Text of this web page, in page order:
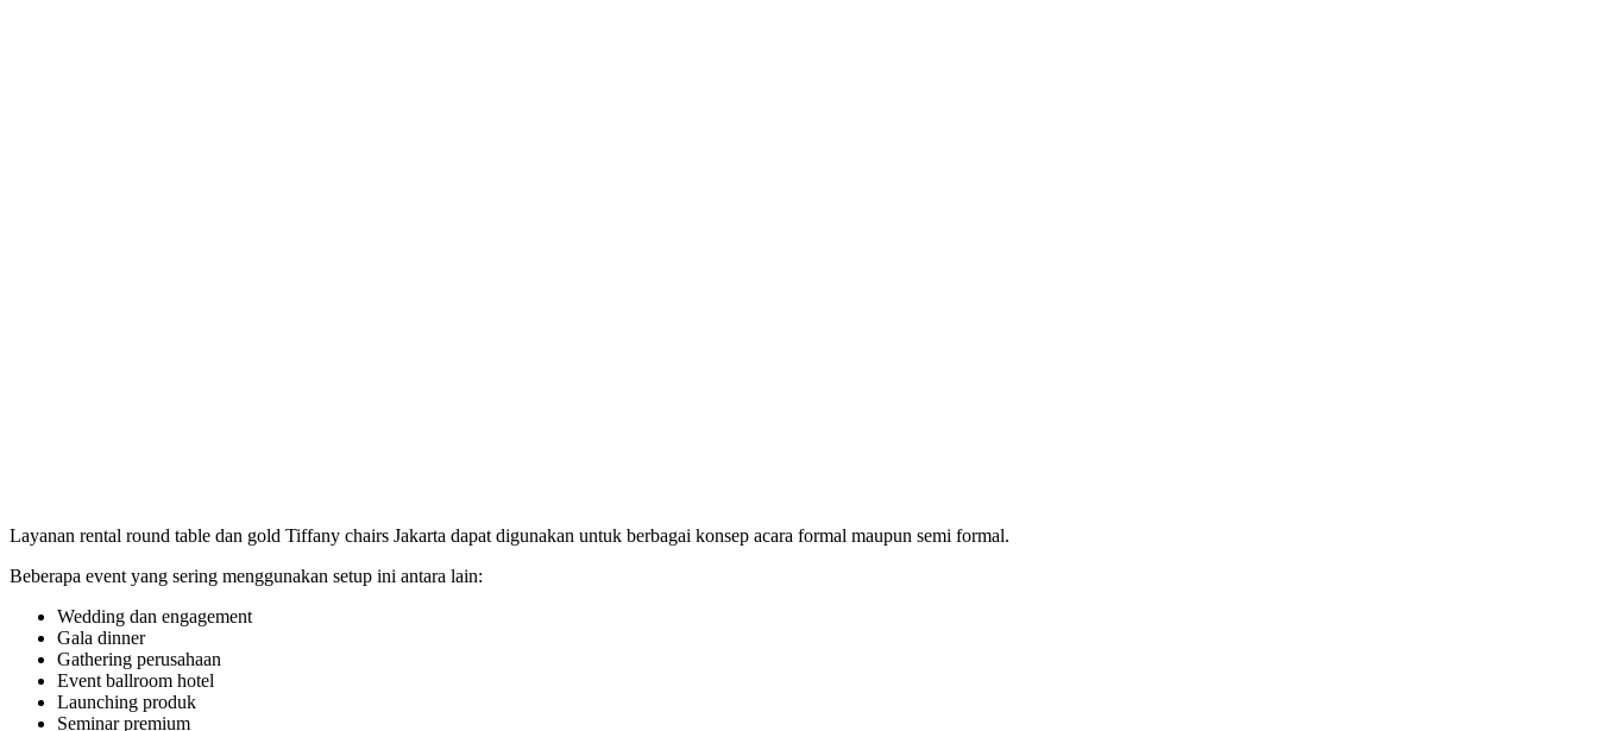
Layanan rental round table dan gold Tiffany chairs Jakarta dapat digunakan untuk berbagai konsep acara formal maupun semi formal.
Beberapa event yang sering menggunakan setup ini antara lain:
Wedding dan engagement
Gala dinner
Gathering perusahaan
Event ballroom hotel
Launching produk
Seminar premium